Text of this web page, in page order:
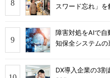
スワード忘れ」を
障害対処をAIで
知保全システムの
DX導入企業の3